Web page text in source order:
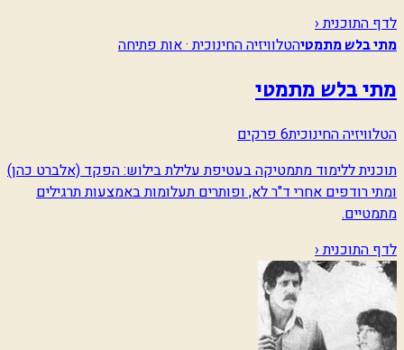
לדף התוכנית ‹
מתי בלש מתמטיהטלוויזיה החינוכית · אות פתיחה
מתי בלש מתמטי
הטלוויזיה החינוכית6 פרקים
תוכנית ללימוד מתמטיקה בעטיפת עלילת בילוש: הפקד (אלברט כהן)
ומתי רודפים אחרי ד"ר לא, ופותרים תעלומות באמצעות תרגילים
מתמטיים.
לדף התוכנית ‹